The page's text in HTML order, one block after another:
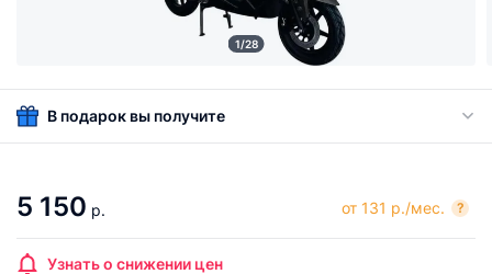
1/28
В подарок вы получите
5 150 р. от 131 р./мес. ?
Узнать о снижении цен